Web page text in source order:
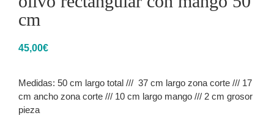
cm
45,00€
Medidas: 50 cm largo total /// 37 cm largo zona corte /// 17
cm ancho zona corte /// 10 cm largo mango /// 2 cm grosor
pieza